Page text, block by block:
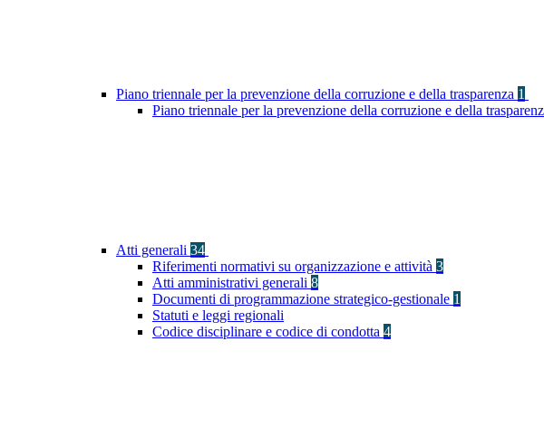
Piano triennale per la prevenzione della corruzione e della trasparenza 1
Piano triennale per la prevenzione della corruzione e della
Atti generali 34
Riferimenti normativi su organizzazione e attività 3
Atti amministrativi generali 8
Documenti di programmazione strategico-gestionale 1
Statuti e leggi regionali
Codice disciplinare e codice di condotta 4